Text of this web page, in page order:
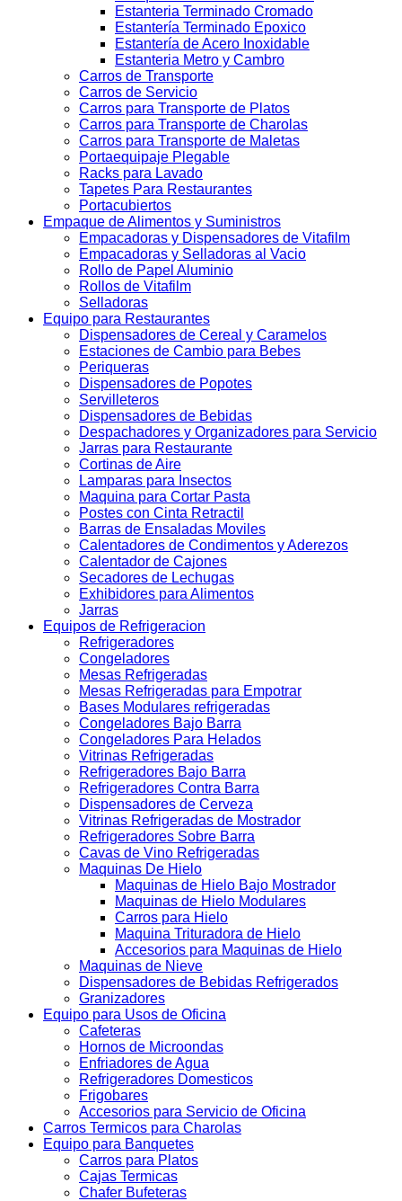
Estanteria Terminado Cromado
Estantería Terminado Epoxico
Estantería de Acero Inoxidable
Estanteria Metro y Cambro
Carros de Transporte
Carros de Servicio
Carros para Transporte de Platos
Carros para Transporte de Charolas
Carros para Transporte de Maletas
Portaequipaje Plegable
Racks para Lavado
Tapetes Para Restaurantes
Portacubiertos
Empaque de Alimentos y Suministros
Empacadoras y Dispensadores de Vitafilm
Empacadoras y Selladoras al Vacio
Rollo de Papel Aluminio
Rollos de Vitafilm
Selladoras
Equipo para Restaurantes
Dispensadores de Cereal y Caramelos
Estaciones de Cambio para Bebes
Periqueras
Dispensadores de Popotes
Servilleteros
Dispensadores de Bebidas
Despachadores y Organizadores para Servicio
Jarras para Restaurante
Cortinas de Aire
Lamparas para Insectos
Maquina para Cortar Pasta
Postes con Cinta Retractil
Barras de Ensaladas Moviles
Calentadores de Condimentos y Aderezos
Calentador de Cajones
Secadores de Lechugas
Exhibidores para Alimentos
Jarras
Equipos de Refrigeracion
Refrigeradores
Congeladores
Mesas Refrigeradas
Mesas Refrigeradas para Empotrar
Bases Modulares refrigeradas
Congeladores Bajo Barra
Congeladores Para Helados
Vitrinas Refrigeradas
Refrigeradores Bajo Barra
Refrigeradores Contra Barra
Dispensadores de Cerveza
Vitrinas Refrigeradas de Mostrador
Refrigeradores Sobre Barra
Cavas de Vino Refrigeradas
Maquinas De Hielo
Maquinas de Hielo Bajo Mostrador
Maquinas de Hielo Modulares
Carros para Hielo
Maquina Trituradora de Hielo
Accesorios para Maquinas de Hielo
Maquinas de Nieve
Dispensadores de Bebidas Refrigerados
Granizadores
Equipo para Usos de Oficina
Cafeteras
Hornos de Microondas
Enfriadores de Agua
Refrigeradores Domesticos
Frigobares
Accesorios para Servicio de Oficina
Carros Termicos para Charolas
Equipo para Banquetes
Carros para Platos
Cajas Termicas
Chafer Bufeteras